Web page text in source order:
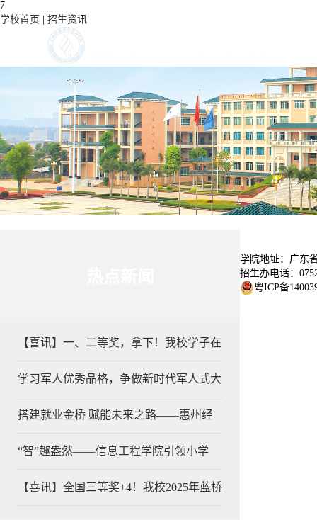
7
学校首页
招生资讯
【喜讯】一、二等奖，拿下！我校学子在
学习军人优秀品格，争做新时代军人式大
搭建就业金桥 赋能未来之路——惠州经
“智”趣盎然——信息工程学院引领小学
【喜讯】全国三等奖+4！我校2025年蓝桥
学院地址：广东
招生办电话：
粤ICP备